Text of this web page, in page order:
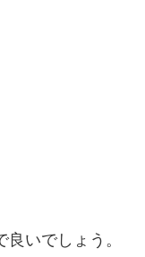
いでしょう。